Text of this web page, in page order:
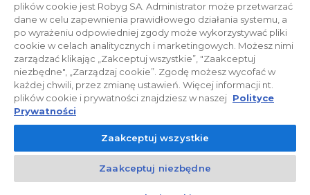
Polityka prywatności Relacje inwestorskie
Facebook
© 2026 ROBYG. Wszystkie prawa zastrzeżone. Powyższa oferta i
przedstawione materiały graficzne mają charakter jedynie
informacyjny, nie mogą być traktowane jako ostateczne projekty
realizacyjne, nie stanowią również oferty handlowej w rozumieniu art.
66 §1 Kodeksu Cywilnego oraz innych właściwych przepisów prawnych.
plików cookie jest Robyg SA. Administrator może przetwarzać
dane w celu zapewnienia prawidłowego działania systemu, a
po wyrażeniu odpowiedniej zgody może wykorzystywać pliki
cookie w celach analitycznych i marketingowych. Możesz nimi
zarządzać klikając „Zakceptuj wszystkie”, "Zaakceptuj
niezbędne", „Zarządzaj cookie”. Zgodę możesz wycofać w
każdej chwili, przez zmianę ustawień. Więcej informacji nt.
plików cookie i prywatności znajdziesz w naszej Polityce
Prywatności
Zaakceptuj wszystkie
Zaakceptuj niezbędne